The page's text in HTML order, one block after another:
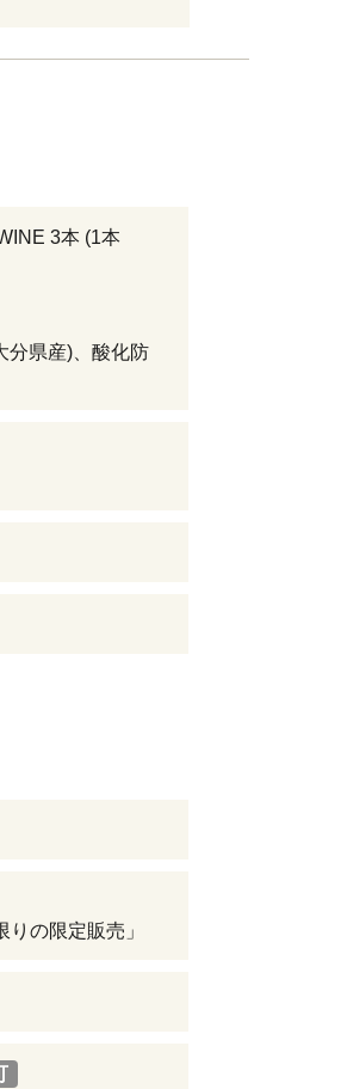
3本 (1本
分県産)、酸化防
りの限定販売」